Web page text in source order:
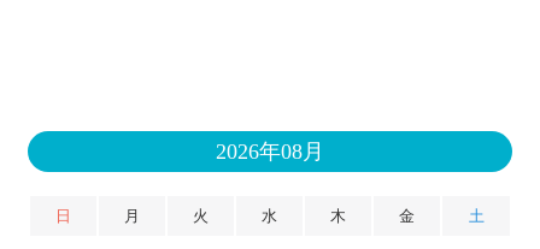
2026年08月
日 月 火 水 木 金 土